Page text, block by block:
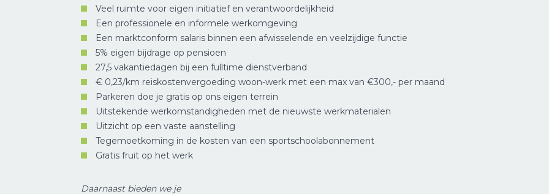
Veel ruimte voor eigen initiatief en verantwoordelijkheid
Een professionele en informele werkomgeving
Een marktconform salaris binnen een afwisselende en veelzijdige functie
5% eigen bijdrage op pensioen
27,5 vakantiedagen bij een fulltime dienstverband
€ 0,23/km reiskostenvergoeding woon-werk met een max van €300,- per maand
Parkeren doe je gratis op ons eigen terrein
Uitstekende werkomstandigheden met de nieuwste werkmaterialen
Uitzicht op een vaste aanstelling
Tegemoetkoming in de kosten van een sportschoolabonnement
Gratis fruit op het werk
Daarnaast bieden we je